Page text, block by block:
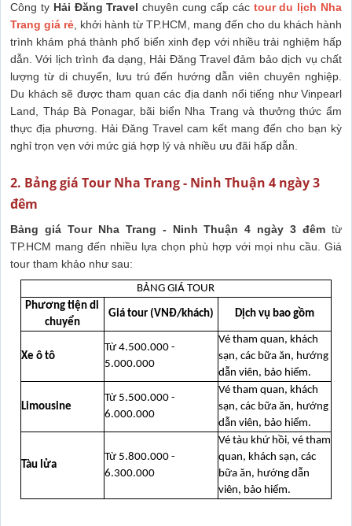
Công ty Hải Đăng Travel chuyên cung cấp các tour du lịch Nha
Trang giá rẻ, khởi hành từ TP.HCM, mang đến cho du khách hành
trình khám phá thành phố biển xinh đẹp với nhiều trải nghiệm hấp
dẫn. Với lịch trình đa dạng, Hải Đăng Travel đảm bảo dịch vụ chất
lượng từ di chuyển, lưu trú đến hướng dẫn viên chuyên nghiệp.
Du khách sẽ được tham quan các địa danh nổi tiếng như Vinpearl
Land, Tháp Bà Ponagar, bãi biển Nha Trang và thưởng thức ẩm
thực địa phương. Hải Đăng Travel cam kết mang đến cho bạn kỳ
nghỉ trọn vẹn với mức giá hợp lý và nhiều ưu đãi hấp dẫn.
2. Bảng giá Tour Nha Trang - Ninh Thuận 4 ngày 3
đêm
Bảng giá Tour Nha Trang - Ninh Thuận 4 ngày 3 đêm từ
TP.HCM mang đến nhiều lựa chọn phù hợp với mọi nhu cầu. Giá
tour tham khảo như sau:
BẢNG GIÁ TOUR
Phương tiện di
chuyển
Giá tour (VNĐ/khách) Dịch vụ bao gồm
Xe ô tô
Từ 4.500.000 -
5.000.000
Vé tham quan, khách
sạn, các bữa ăn, hướng
dẫn viên, bảo hiểm.
Limousine
Từ 5.500.000 -
6.000.000
Vé tham quan, khách
sạn, các bữa ăn, hướng
dẫn viên, bảo hiểm.
Tàu lửa
Từ 5.800.000 -
6.300.000
Vé tàu khứ hồi, vé tham
quan, khách sạn, các
bữa ăn, hướng dẫn
viên, bảo hiểm.